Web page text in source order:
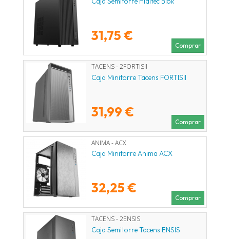
31,75 €
Comprar
TACENS - 2FORTISII
Caja Minitorre Tacens FORTISII
31,99 €
Comprar
ANIMA - ACX
Caja Minitorre Anima ACX
32,25 €
Comprar
TACENS - 2ENSIS
Caja Semitorre Tacens ENSIS